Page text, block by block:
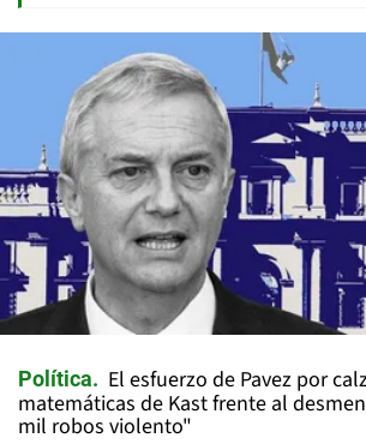
Política
El esfuerzo de Pavez por
matemáticas de Kast frente al
mil robos violento"